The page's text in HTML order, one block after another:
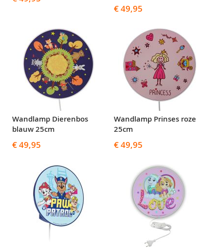
€ 49,95
Wandlamp Dierenbos
blauw 25cm
€ 49,95
Wandlamp Prinses roze
25cm
€ 49,95